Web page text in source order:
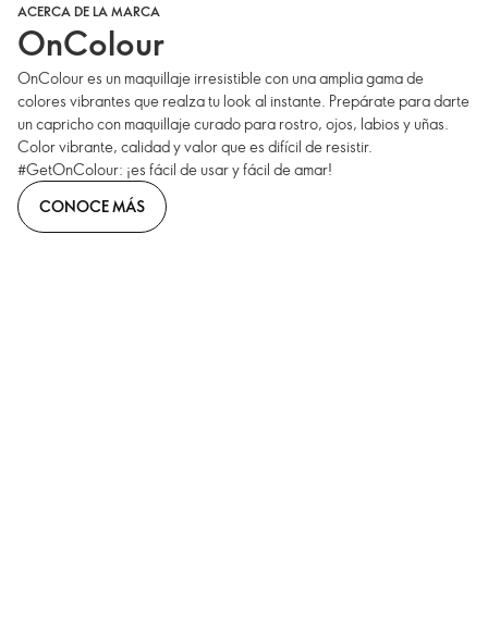
ACERCA DE LA MARCA
OnColour
OnColour es un maquillaje irresistible con una amplia gama de
colores vibrantes que realza tu look al instante. Prepárate para darte
un capricho con maquillaje curado para rostro, ojos, labios y uñas.
Color vibrante, calidad y valor que es difícil de resistir.
#GetOnColour: ¡es fácil de usar y fácil de amar!
CONOCE MÁS